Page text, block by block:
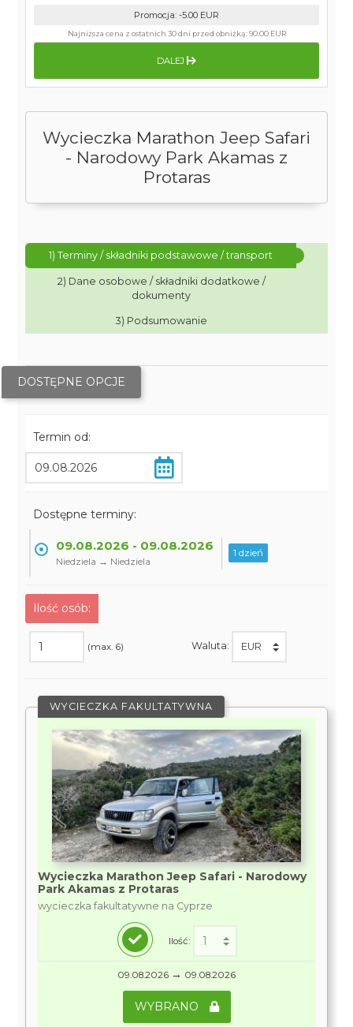
Wycieczka Marathon Jeep Safari
- Narodowy Park Akamas z
Protaras
1) Terminy / składniki podstawowe / transport
2) Dane osobowe / składniki dodatkowe /
dokumenty
3) Podsumowanie
DOSTĘPNE OPCJE
Termin od:
Dostępne terminy:
09.08.2026 - 09.08.2026
Niedziela → Niedziela
1 dzień
Ilość osób:
(max. 6) Waluta:
WYCIECZKA FAKULTATYWNA
Wycieczka Marathon Jeep Safari - Narodowy
Park Akamas z Protaras
wycieczka fakultatywne na Cyprze
Ilość:
09.08.2026 → 09.08.2026
WYBRANO
Promocja: -5.00 EUR
Najniższa cena z ostatnich 30 dni przed obniżką:90.00 EUR
DALEJ